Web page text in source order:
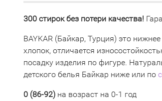
300 стирок без потери качества!
BAYKAR (Байкар, Турция) это
хлопок, отличается
посадку изделия по фигуре.
детского белья Байкар ниже или по
0 (86-92) на возраст на 0-1 год